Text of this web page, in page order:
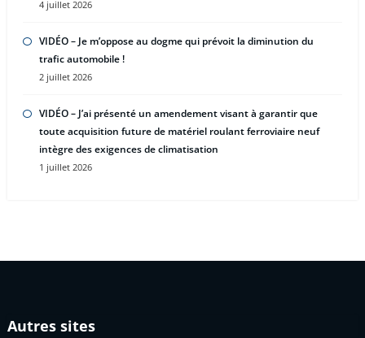
4 juillet 2026
VIDÉO – Je m’oppose au dogme qui prévoit la diminution du
trafic automobile !
2 juillet 2026
VIDÉO – J’ai présenté un amendement visant à garantir que
toute acquisition future de matériel roulant ferroviaire neuf
intègre des exigences de climatisation
1 juillet 2026
Autres sites